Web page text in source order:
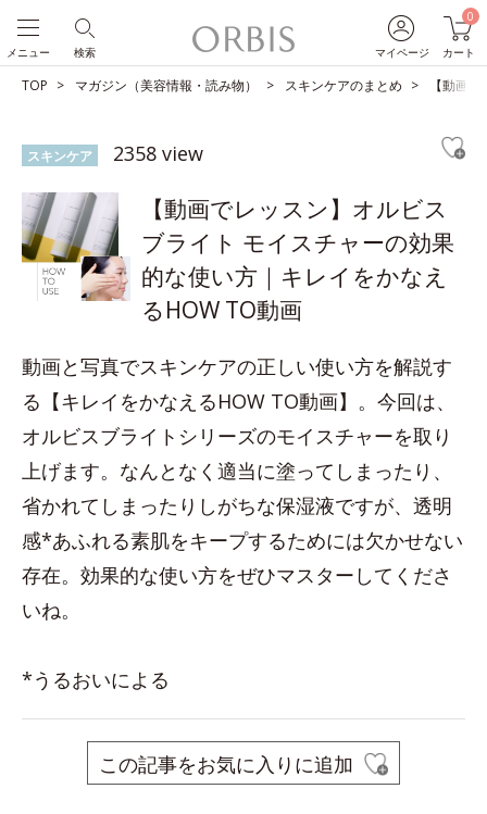
マイページ
0
カート
検索
メニュー
TOP マガジン（美容情報・読み物） スキンケアのまとめ 【動画
スキンケア 2358 view
【動画でレッスン】オルビス
ブライト モイスチャーの効果
的な使い方｜キレイをかなえ
るHOW TO動画
動画と写真でスキンケアの正しい使い方を解説す
る【キレイをかなえるHOW TO動画】。今回は、
オルビスブライトシリーズのモイスチャーを取り
上げます。なんとなく適当に塗ってしまったり、
省かれてしまったりしがちな保湿液ですが、透明
感*あふれる素肌をキープするためには欠かせない
存在。効果的な使い方をぜひマスターしてくださ
いね。
*うるおいによる
この記事をお気に入りに追加